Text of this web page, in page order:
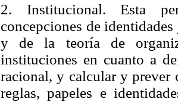
2. Institucional. Esta
concepciones de
y de la teoría de
instituciones en cuanto a
racional, y calcular y prever
reglas, papeles e